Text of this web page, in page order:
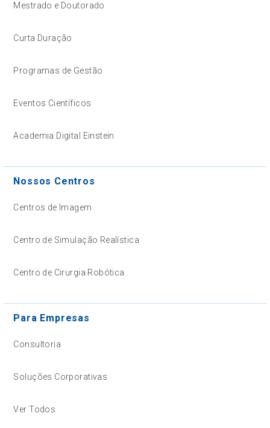
Mestrado e Doutorado
Curta Duração
Programas de Gestão
Eventos Científicos
Academia Digital Einstein
Nossos Centros
Centros de Imagem
Centro de Simulação Realística
Centro de Cirurgia Robótica
Para Empresas
Consultoria
Soluções Corporativas
Ver Todos